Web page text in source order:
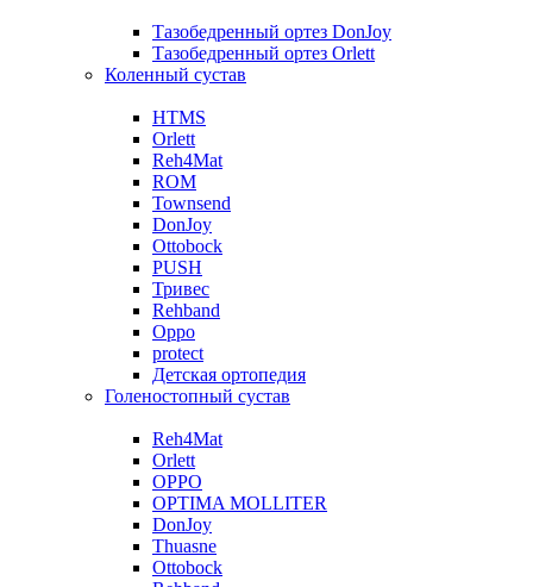
Тазобедренный ортез DonJoy
Тазобедренный ортез Orlett
Коленный сустав
HTMS
Orlett
Reh4Mat
ROM
Townsend
DonJoy
Ottobock
PUSH
Тривес
Rehband
Oppo
protect
Детская ортопедия
Голеностопный сустав
Reh4Mat
Orlett
OPPO
OPTIMA MOLLITER
DonJoy
Thuasne
Ottobock